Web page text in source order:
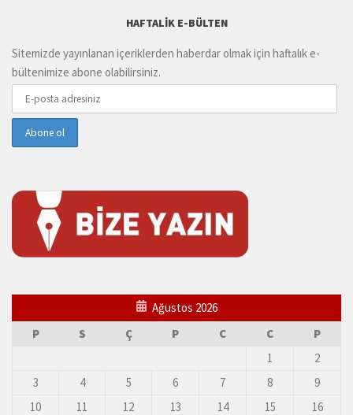
HAFTALIK E-BÜLTEN
Sitemizde yayınlanan içeriklerden haberdar olmak için haftalık e-
bültenimize abone olabilirsiniz.
Ağustos 2026
P
S Ç P C C
P
1
2
3
4 5 6 7 8
9
10
11 12 13 14 15
16